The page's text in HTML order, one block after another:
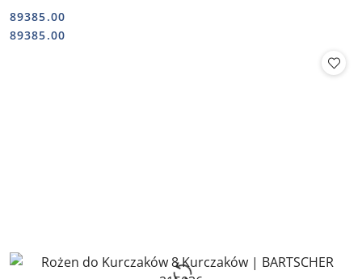
Cena:
89385.00
Cena:
89385.00